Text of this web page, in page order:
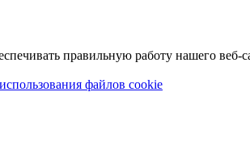
правильную работу нашего веб-
файлов cookie